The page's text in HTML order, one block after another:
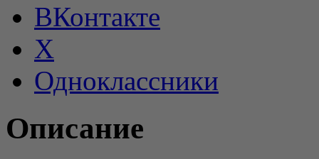
ВКонтакте
X
Одноклассники
Описание